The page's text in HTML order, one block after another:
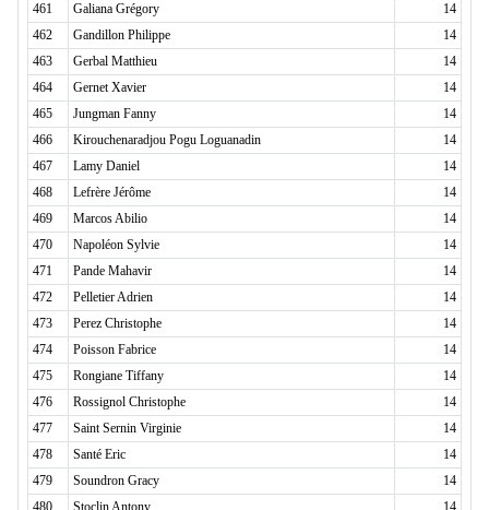
461
Galiana Grégory
14
462
Gandillon Philippe
14
463
Gerbal Matthieu
14
464
Gernet Xavier
14
465
Jungman Fanny
14
466
Kirouchenaradjou Pogu Loguanadin
14
467
Lamy Daniel
14
468
Lefrère Jérôme
14
469
Marcos Abilio
14
470
Napoléon Sylvie
14
471
Pande Mahavir
14
472
Pelletier Adrien
14
473
Perez Christophe
14
474
Poisson Fabrice
14
475
Rongiane Tiffany
14
476
Rossignol Christophe
14
477
Saint Sernin Virginie
14
478
Santé Eric
14
479
Soundron Gracy
14
480
Stoclin Antony
14